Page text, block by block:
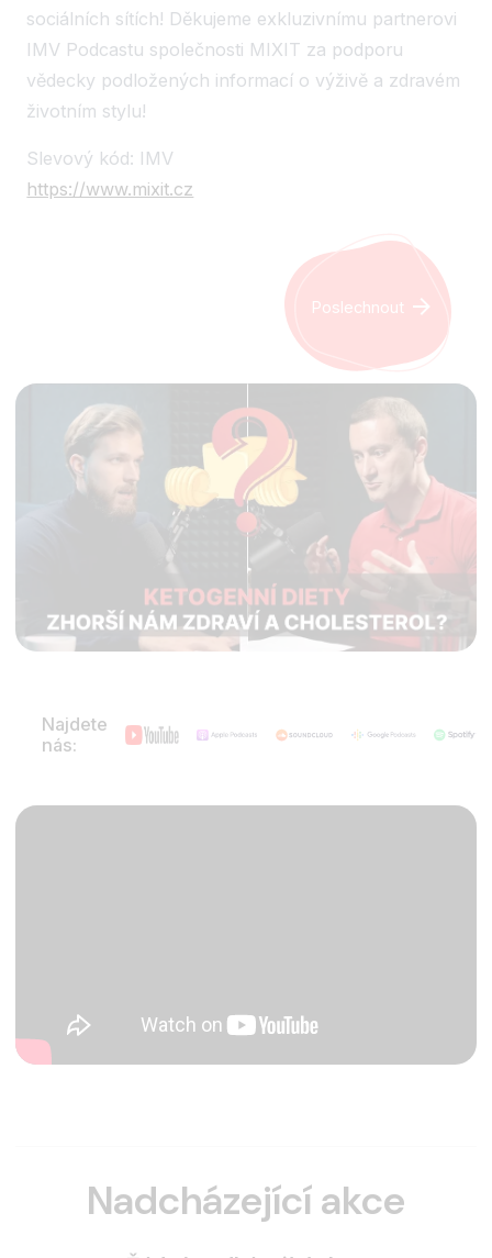
sociálních sítích! Děkujeme exkluzivnímu partnerovi
IMV Podcastu společnosti MIXIT za podporu
vědecky podložených informací o výživě a zdravém
životním stylu!
Slevový kód: IMV
https://www.mixit.cz
Poslechnout
Najdete
nás:
Nadcházející akce